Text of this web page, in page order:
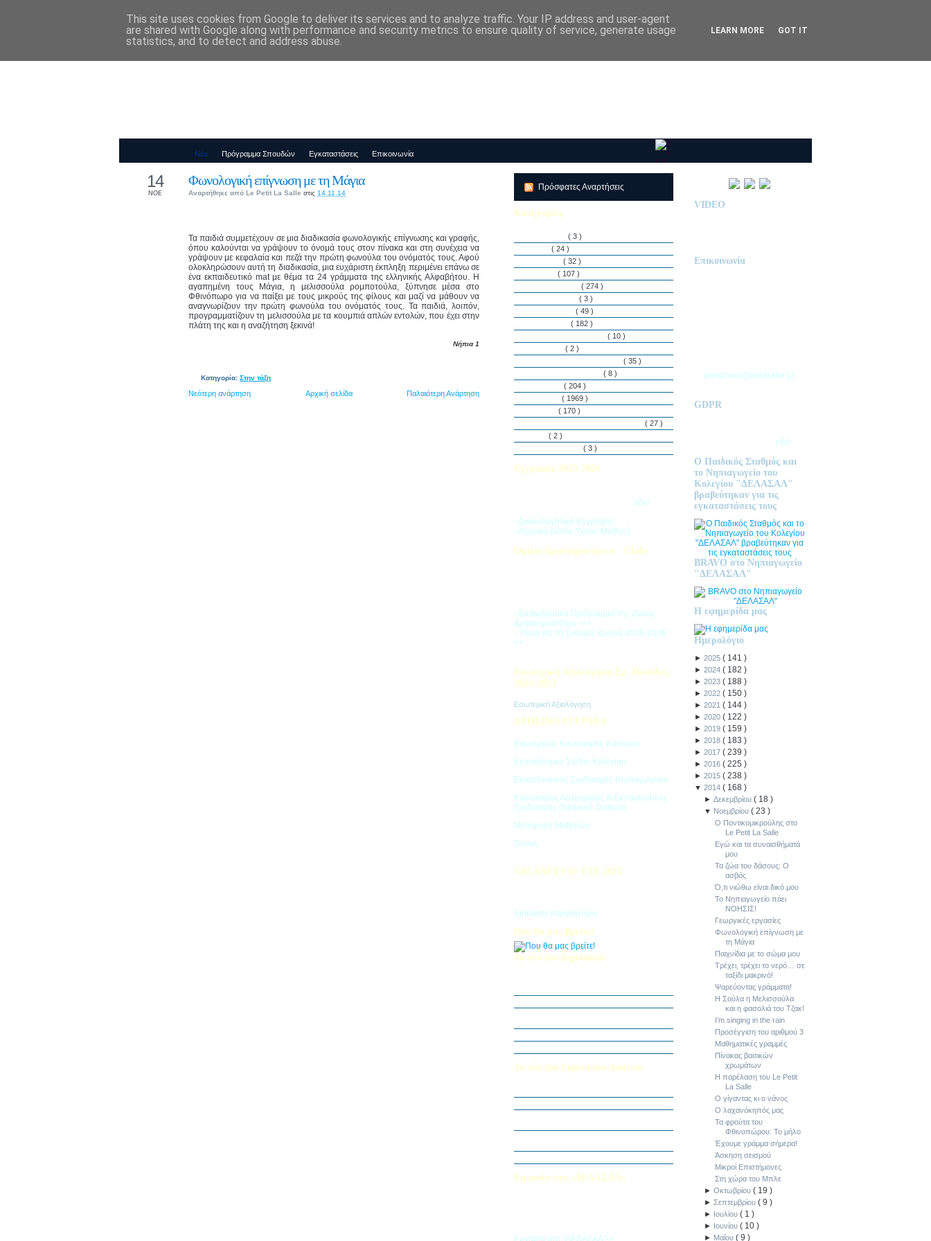
Παιδικός Σταθμός-Νηπιαγωγείο "ΔΕΛΑΣΑΛ"
Νέα Πρόγραμμα Σπουδών Εγκαταστάσεις Επικοινωνία
Φωνολογική επίγνωση με τη Μάγια
Αναρτήθηκε από Le Petit La Salle στις 14.11.14
14
ΝΟΕ
Τα παιδιά συμμετέχουν σε μια διαδικασία φωνολογικής επίγνωσης και γραφής,
όπου καλούνται να γράψουν το όνομά τους στον πίνακα και στη συνέχεια να
γράψουν με κεφαλαία και πεζά την πρώτη φωνούλα του ονόματός τους. Αφού
ολοκληρώσουν αυτή τη διαδικασία, μια ευχάριστη έκπληξη περιμένει επάνω σε
ένα εκπαιδευτικό mat με θέμα τα 24 γράμματα της ελληνικής Αλφαβήτου. Η
αγαπημένη τους Μάγια, η μελισσούλα ρομποτούλα, ξύπνησε μέσα στο
Φθινόπωρο για να παίξει με τους μικρούς της φίλους και μαζί να μάθουν να
αναγνωρίζουν την πρώτη φωνούλα του ονόματός τους. Τα παιδιά, λοιπόν,
προγραμματίζουν τη μελισσούλα με τα κουμπιά απλών εντολών, που έχει στην
πλάτη της και η αναζήτηση ξεκινά!
Νήπια 1
Κατηγορία: Στην τάξη
Νεότερη ανάρτηση Παλαιότερη Ανάρτηση
Αρχική σελίδα
Πρόσφατες Αναρτήσεις
Κατηγορίες
( 3 )
( 24 )
( 32 )
( 107 )
( 274 )
( 3 )
( 49 )
( 182 )
( 10 )
( 2 )
( 35 )
( 8 )
( 204 )
( 1969 )
( 170 )
( 27 )
( 2 )
( 3 )
Εγγραφές 2025-2026
εδώ.
- Δικαιολογητικά Εγγραφής
- Ατομικό Δελτίο Υγείας Μαθητή
Όμιλοι Δραστηριοτήτων - Clubs
- Εκπαιδευτικό Πρόγραμμα της Ζώνης
Δραστηριοτήτων ->>
- Υλικά για τη Σχολική Χρονιά 2025-2026 -
>>
Εσωτερική Αξιολόγηση Σχ. Μονάδας
2022-2023
Εσωτερική Αξιολόγηση
ΧΡΗΣΙΜΑ ΕΓΓΡΑΦΑ
Εσωτερικός Κανονισμός Κολεγίου
Εκπαιδευτικό Σχέδιο Κολεγίου
Εκπαιδευτικός Σχεδιασμός Νηπιαγωγείου
Κανονισμός Λειτουργίας & Εκπαιδευτικός
Σχεδιασμός Παιδικού Σταθμού
Μεταφορά Μαθητών
Στολές
VACANCES D’ ÉTÉ 2025
Διαβάστε περισσότερα
Που θα μας βρείτε!
Τα νέα του Δημοτικού
Τα νέα του Γυμνασίου-Λυκείου
Εργασία στο «ΔΕΛΑΣΑΛ»
Εργασία στο "ΔΕΛΑΣΑΛ"->
VIDEO
Επικοινωνία
preschool@delasalle.gr
GDPR
εδώ
Ο Παιδικός Σταθμός και
το Νηπιαγωγείο του
Κολεγίου "ΔΕΛΑΣΑΛ"
βραβεύτηκαν για τις
εγκαταστάσεις τους
BRAVO στο Νηπιαγωγείο
"ΔΕΛΑΣΑΛ"
Η εφημερίδα μας
Ημερολόγιο
► 2025 ( 141 )
► 2024 ( 182 )
► 2023 ( 188 )
► 2022 ( 150 )
► 2021 ( 144 )
► 2020 ( 122 )
► 2019 ( 159 )
► 2018 ( 183 )
► 2017 ( 239 )
► 2016 ( 225 )
► 2015 ( 238 )
▼ 2014 ( 168 )
►Δεκεμβρίου( 18)
▼ Νοεμβρίου(23)
Ο Ποντικομικρούλης στο
Le Petit La Salle
Εγώ και τα συναισθήματά
μου
Τα ζώα του δάσους: Ο
ασβός
Ό,τι νιώθω είναι δικό μου
Το Νηπιαγωγείο πάει
ΝΟΗΣΙΣ!
Γεωργικές εργασίες
Φωνολογική επίγνωση με
τη Μάγια
Παιχνίδια με το σώμα μου
Τρέχει, τρέχει το νερό… σε
ταξίδι μακρινό!
Ψαρεύοντας γράμματα!
Η Σούλα η Μελισσούλα
και η φασολιά του Τζακ!
I’m singing in the rain
Προσέγγιση του αριθμού 3
Μαθηματικές γραμμές
Πίνακας βασικών
χρωμάτων
Η παρέλαση του Le Petit
La Salle
Ο γίγαντας κι ο νάνος
Ο λαχανόκηπός μας
Τα φρούτα του
Φθινοπώρου: Το μήλο
Έχουμε γράμμα σήμερα!
Άσκηση σεισμού
Μικροί Επιστήμονες
Στη χώρα του Μπλε
►Οκτωβρίου( 19)
►Σεπτεμβρίου(9)
► Ιουλίου( 1)
► Ιουνίου( 10)
► Μαΐου(9)
This site uses cookies from Google to deliver its services and to analyze traffic. Your IP address and user-agent
are shared with Google along with performance and security metrics to ensure quality of service, generate usage
statistics, and to detect and address abuse.
LEARN MORE GOT IT